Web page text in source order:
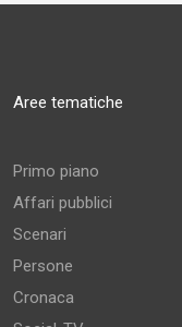
Aree tematiche
Primo piano
Affari pubblici
Scenari
Persone
Cronaca